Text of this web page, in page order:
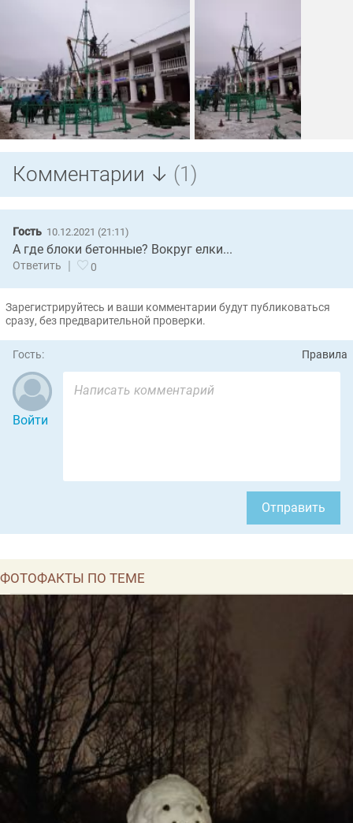
Комментарии ↓ (1)
Гость 10.12.2021 (21:11)
А где блоки бетонные? Вокруг елки...
Ответить 0
Зарегистрируйтесь и ваши комментарии будут публиковаться
сразу, без предварительной проверки.
Гость: Правила
Войти
Отправить
ФОТОФАКТЫ ПО ТЕМЕ